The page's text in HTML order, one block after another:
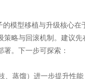
的模型移植与升级核心在
策略与回滚机制。建议先
。下一步可探索：
、蒸馏）进一步提升性能